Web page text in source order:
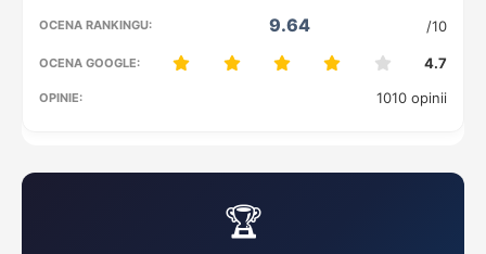
9.64 /10
4.7
1010 opinii
🏆